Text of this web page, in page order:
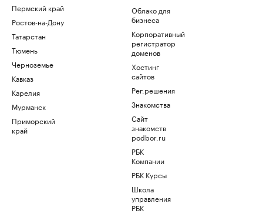
Пермский край
Ростов-на-Дону
Татарстан
Тюмень
Черноземье
Кавказ
Карелия
Мурманск
Приморский
край
Облако для
бизнеса
Корпоративный
регистратор
доменов
Хостинг
сайтов
Рег.решения
Знакомства
Сайт
знакомств
podbor.ru
РБК
Компании
РБК Курсы
Школа
управления
РБК